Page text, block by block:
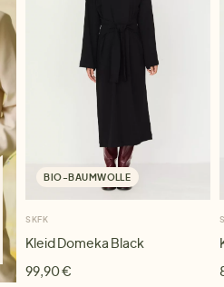
BIO-BAUMWOLLE
SKFK
Kleid Domeka Black
99,90 €